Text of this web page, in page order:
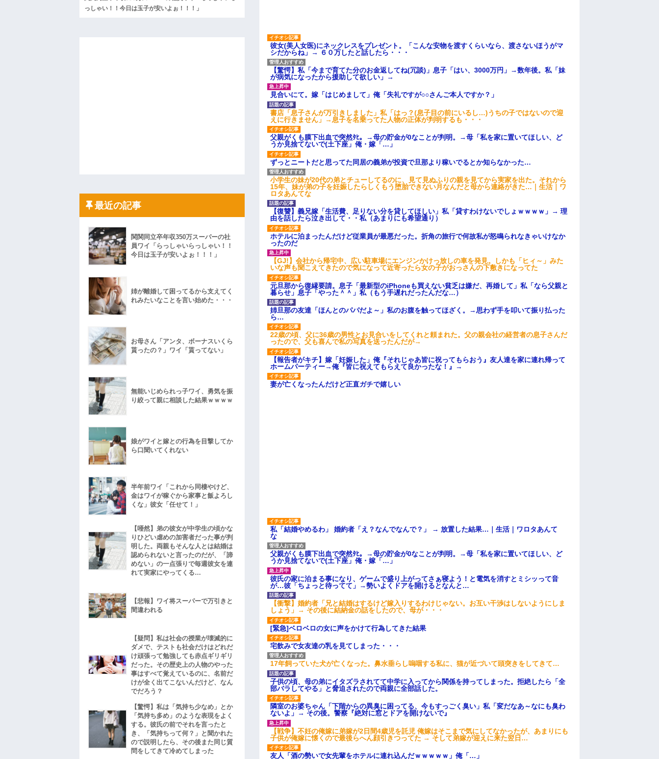
百年の恋12-899 食べた量を張り合ってくる
彼女(美人女医)にネックレスをプレゼント。「こんな安物を渡すくらいなら、渡さないほうがマ
シだからね」→ ６０万したと話したら・・・
【驚愕】私「今まで育てた分のお金返してね(冗談)」息子「はい、3000万円」→数年後。私「妹
が病気になったから援助して欲しい」→
見合いにて。嫁「はじめまして」俺「失礼ですが○○さんご本人ですか？」
書店「息子さんが万引きしました」私「はっ？(息子目の前にいるし…)うちの子ではないので迎
えに行きません」→息子を名乗ってた人物の正体が判明するも・・・
父親がくも膜下出血で突然ﾀﾋ。→母の貯金が0なことが判明。→母「私を家に置いてほしい、ど
うか見捨てないで(土下座」俺・嫁「…」
ずっとニートだと思ってた同居の義弟が投資で旦那より稼いでるとか知らなかった…
小学生の妹が20代の弟とチューしてるのに、見て見ぬふりの親を見てから実家を出た。それから
15年、妹が弟の子を妊娠したらしくもう堕胎できない月なんだと母から連絡がきた…｜生活｜ワ
ロタあんてな
【復讐】義兄嫁「生活費、足りない分を貸してほしい」私「貸すわけないでしょｗｗｗｗ」→ 理
由を話したら泣き出して・・私（あまりにも希望通り）
ホテルに泊まったんだけど従業員が最悪だった。折角の旅行で何故私が怒鳴られなきゃいけなか
ったのだ
【GJ!】会社から帰宅中、広い駐車場にエンジンかけっ放しの車を発見。しかも「ヒィ～」みた
いな声も聞こえてきたので気になって近寄ったら女の子がおっさんの下敷きになってた
元旦那から復縁要請。息子「最新型のiPhoneも買えない貧乏は嫌だ、再婚して」私「なら父親と
暮らせ」息子「やった＾＾」私（もう手遅れだったんだな…）
姉旦那の友達「ほんとのパパだよ～」私のお腹を触ってほざく。→思わず手を叩いて振り払った
ら…
22歳の頃、父に36歳の男性とお見合いをしてくれと頼まれた。父の親会社の経営者の息子さんだ
ったので、父も喜んで私の写真を送ったんだが→
【報告者がキチ】嫁「妊娠した」俺『それじゃあ皆に祝ってもらおう』友人達を家に連れ帰って
ホームパーティー→俺『皆に祝えてもらえて良かったな！』→
妻が亡くなったんだけど正直ガチで嬉しい
私「結婚やめるわ」 婚約者「え？なんでなんで？」 → 放置した結果…｜生活｜ワロタあんて
な
父親がくも膜下出血で突然ﾀﾋ。→母の貯金が0なことが判明。→母「私を家に置いてほしい、ど
うか見捨てないで(土下座」俺・嫁「…」
彼氏の家に泊まる事になり、ゲームで盛り上がってさぁ寝よう！と電気を消すとミシッって音
が…彼「ちょっと待ってて」→勢いよくドアを開けるとなんと…
【衝撃】婚約者「兄と結婚はするけど嫁入りするわけじゃない。お互い干渉はしないようにしま
しょう」→ その後に結納金の話をしたので、母が・・・
[緊急]ベロベロの女に声をかけて行為してきた結果
宅飲みで女友達の乳を見てしまった・・・
17年飼っていた犬が亡くなった。鼻水垂らし嗚咽する私に、猫が近づいて頭突きをしてきて…
子供の頃、母の弟にイタズラされてて中学に入ってから関係を持ってしまった。拒絶したら「全
部バラしてやる」と脅迫されたので両親に全部話した。
隣室のお婆ちゃん「下階からの異臭に困ってる、今もすっごく臭い」私「変だなあ～なにも臭わ
ないよ」→ その後。警察『絶対に窓とドアを開けないで』
【戦争】不妊の俺嫁に弟嫁が2日間4歳児を託児 俺嫁はそこまで気にしてなかったが、あまりにも
子供が俺嫁に懐くので最後らへん顔引きつってた → そして弟嫁が迎えに来た翌日…
友人「酒の勢いで女先輩をホテルに連れ込んだｗｗｗｗｗ」俺「…」
っしゃい！！今日は玉子が安いよぉ！！！」
最近の記事
関関同立卒年収350万スーパーの社
員ワイ「らっしゃいらっしゃい！！
今日は玉子が安いよぉ！！！」
姉が離婚して困ってるから支えてく
れみたいなことを言い始めた・・・
お母さん「アンタ、ボーナスいくら
貰ったの？」ワイ「貰ってない」
無能いじめられっ子ワイ、勇気を振
り絞って親に相談した結果ｗｗｗｗ
娘がワイと嫁との行為を目撃してか
ら口聞いてくれない
半年前ワイ「これから同棲やけど、
金はワイが稼ぐから家事と飯よろし
くな」彼女「任せて！」
【唖然】弟の彼女が中学生の頃かな
りひどい虐めの加害者だった事が判
明した。両親もそんな人とは結婚は
認められないと言ったのだが、「諦
めない」の一点張りで毎週彼女を連
れて実家にやってくる…
【悲報】ワイ将スーパーで万引きと
間違われる
【疑問】私は社会の授業が壊滅的に
ダメで、テストも社会だけはどれだ
け頑張って勉強しても赤点ギリギリ
だった。その歴史上の人物のやった
事はすべて覚えているのに、名前だ
けが全く出てこないんだけど、なん
でだろう？
【驚愕】私は「気持ち少なめ」とか
「気持ち多め」のような表現をよく
する。彼氏の前でそれを言ったと
き、「気持ちって何？」と聞かれた
ので説明したら、その後また同じ質
問をしてきて冷めてしまった